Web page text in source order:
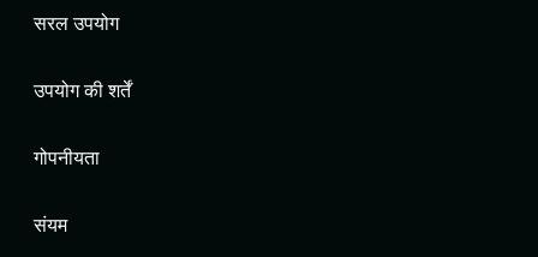
सरल उपयोग
उपयोग की शर्तें
गोपनीयता
संयम